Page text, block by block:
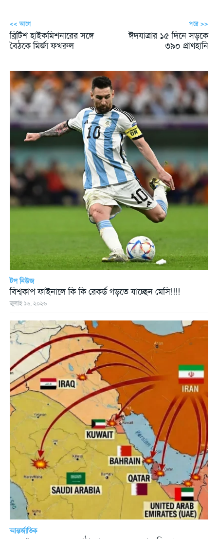
<< আগে
ব্রিটিশ হাইকমিশনারের সঙ্গে
বৈঠকে মির্জা ফখরুল
পরে >>
ঈদযাত্রার ১৫ দিনে সড়কে
৩৯০ প্রাণহানি
টপ নিউজ
বিশ্বকাপ ফাইনালে কি কি রেকর্ড গড়তে যাচ্ছেন মেসি!!!!
জুলাই ১৬, ২০২৬
আন্তর্জাতিক